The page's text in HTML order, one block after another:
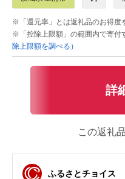
※「還元率」とは返礼品のお得度
※「控除上限額」の範囲内で寄付
除上限額を調べる）
詳
この返礼
ふるさとチョイス